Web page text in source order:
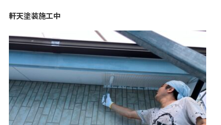
軒天塗装施工中